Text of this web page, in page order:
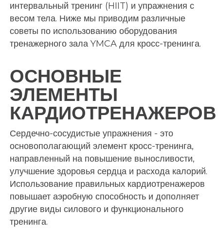
интервальный тренинг (HIIT) и упражнения с
весом тела. Ниже мы приводим различные
советы по использованию оборудования
тренажерного зала YMCA для кросс-тренинга.
ОСНОВНЫЕ
ЭЛЕМЕНТЫ
Сердечно-сосудистые упражнения - это
основополагающий элемент кросс-тренинга,
направленный на повышение выносливости,
улучшение здоровья сердца и расхода калорий.
Использование правильных кардиотренажеров
повышает аэробную способность и дополняет
другие виды силового и функционального
тренинга.